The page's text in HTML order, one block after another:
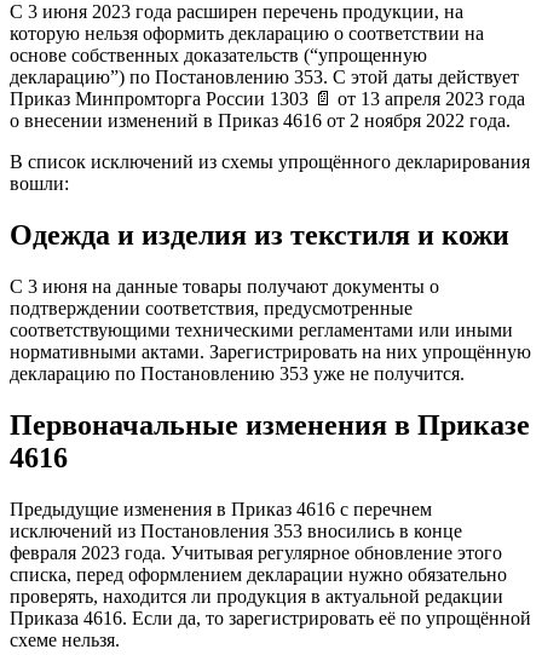
С 3 июня 2023 года расширен перечень продукции, на
которую нельзя оформить декларацию о соответствии на
основе собственных доказательств (“упрощенную
декларацию”) по Постановлению 353. С этой даты действует
Приказ Минпромторга России 1303 📄 от 13 апреля 2023 года
о внесении изменений в Приказ 4616 от 2 ноября 2022 года.
В список исключений из схемы упрощённого декларирования
вошли:
Одежда и изделия из текстиля и кожи
С 3 июня на данные товары получают документы о
подтверждении соответствия, предусмотренные
соответствующими техническими регламентами или иными
нормативными актами. Зарегистрировать на них упрощённую
декларацию по Постановлению 353 уже не получится.
Первоначальные изменения в Приказе
4616
Предыдущие изменения в Приказ 4616 с перечнем
исключений из Постановления 353 вносились в конце
февраля 2023 года. Учитывая регулярное обновление этого
списка, перед оформлением декларации нужно обязательно
проверять, находится ли продукция в актуальной редакции
Приказа 4616. Если да, то зарегистрировать её по упрощённой
схеме нельзя.